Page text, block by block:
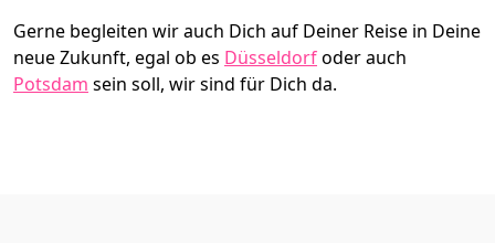
Gerne begleiten wir auch Dich auf Deiner Reise in Deine
neue Zukunft, egal ob es Düsseldorfoder auch
Potsdam sein soll, wir sind für Dich da.